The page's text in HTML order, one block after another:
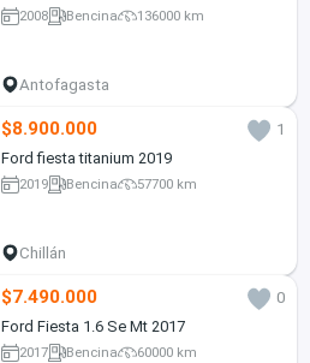
2008 Bencina 136000 km
Antofagasta
$8.900.000
1
Ford fiesta titanium 2019
2019 Bencina 57700 km
Chillán
$7.490.000
0
Ford Fiesta 1.6 Se Mt 2017
2017 Bencina 60000 km